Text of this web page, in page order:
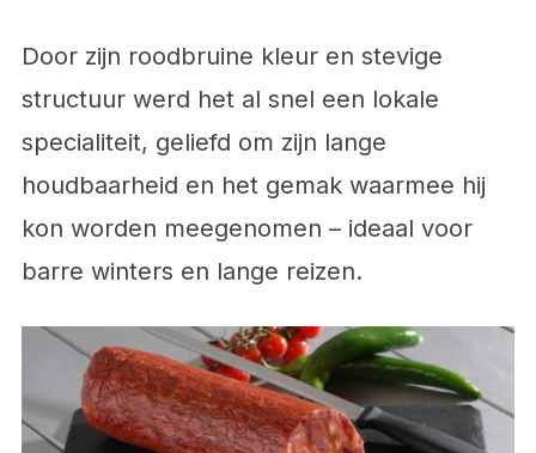
Door zijn roodbruine kleur en stevige
structuur werd het al snel een lokale
specialiteit, geliefd om zijn lange
houdbaarheid en het gemak waarmee hij
kon worden meegenomen – ideaal voor
barre winters en lange reizen.